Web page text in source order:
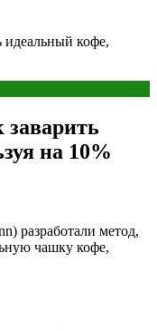
идеальный кофе,
на 10%
разработали метод,
чашку кофе,